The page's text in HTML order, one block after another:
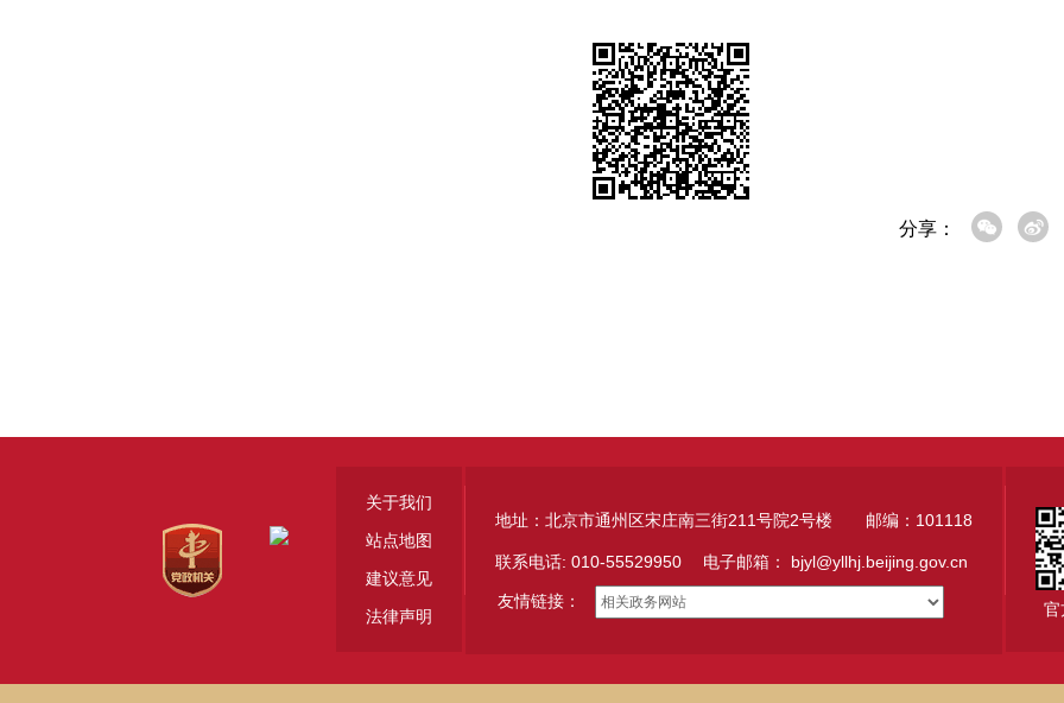
分享：
关于我们
站点地图
建议意见
法律声明
地址：北京市通州区宋庄南三街211号院2号楼 邮编：101118
联系电话: 010-55529950 电子邮箱： bjyl@yllhj.beijing.gov.cn
友情链接： 官